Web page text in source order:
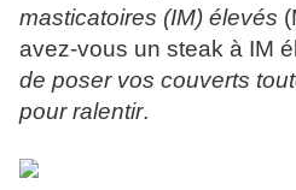
masticatoires (IM) élevés
avez-vous un steak à IM
de poser vos couverts
pour ralentir.